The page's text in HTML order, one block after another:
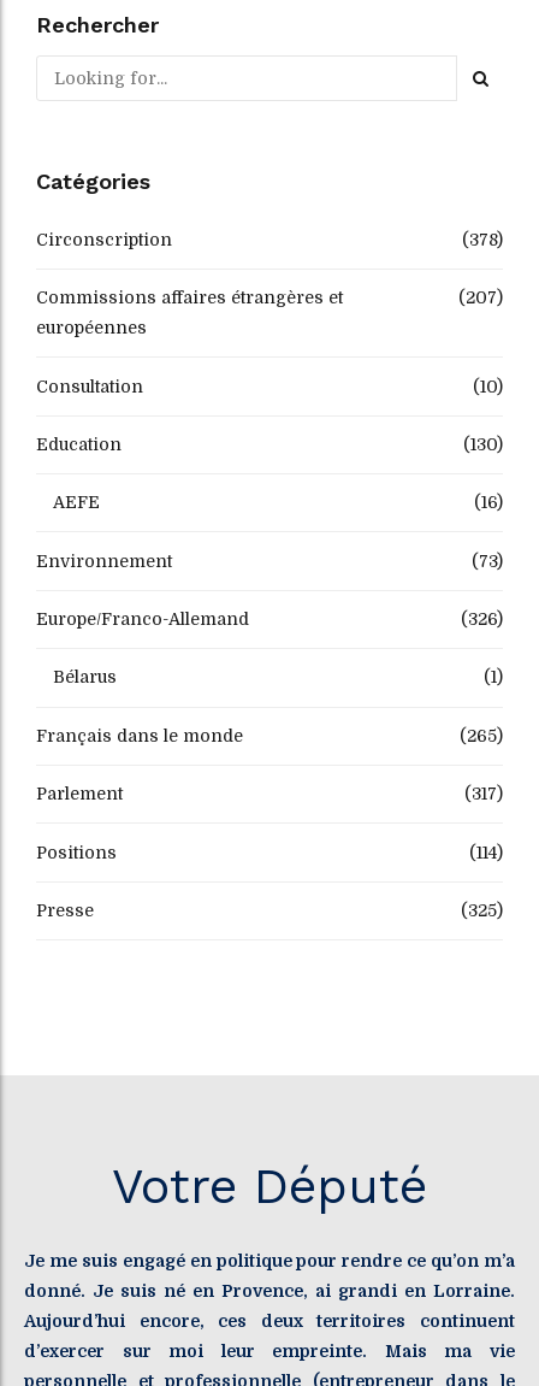
Rechercher
Catégories
Circonscription (378)
Commissions affaires étrangères et
européennes
(207)
Consultation (10)
Education (130)
AEFE (16)
Environnement (73)
Europe/Franco-Allemand (326)
Bélarus (1)
Français dans le monde (265)
Parlement (317)
Positions (114)
Presse (325)
Votre Député
Je me suis engagé en politique pour rendre ce qu’on m’a
donné. Je suis né en Provence, ai grandi en Lorraine.
Aujourd’hui encore, ces deux territoires continuent
d’exercer sur moi leur empreinte. Mais ma vie
personnelle et professionnelle (entrepreneur dans le